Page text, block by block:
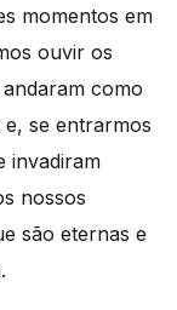
momentos em
ouvir os
como
se entrarmos
invadiram
nossos
são eternas e